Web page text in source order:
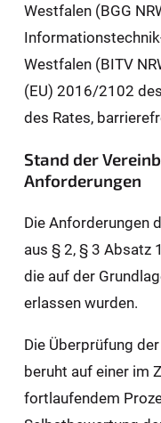
Westfalen (BGG
Westfalen (BITV
(EU) 2016/2102
des Rates,
Stand der
Anforderungen
Die Anforderungen
aus § 2, § 3 Absatz
die auf der
erlassen wurden.
Die Überprüfung
beruht auf einer im
fortlaufendem